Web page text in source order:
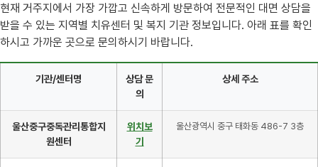
현재 거주지에서 가장 가깝고 신속하게 방문하여 전문적인 대면 상담을
받을 수 있는 지역별 치유센터 및 복지 기관 정보입니다. 아래 표를 확인
하시고 가까운 곳으로 문의하시기 바랍니다.
기관/센터명
상담 문
의
상세 주소
울산중구중독관리통합지
원센터
위치보
기
울산광역시 중구 태화동 486-7 3층